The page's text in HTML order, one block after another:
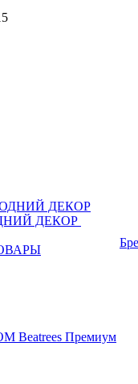
ДЕКОР
Премиум